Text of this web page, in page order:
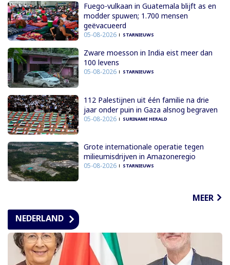
Fuego-vulkaan in Guatemala blijft as en
modder spuwen; 1.700 mensen
geëvacueerd
05-08-2026 STARNIEUWS
Zware moesson in India eist meer dan
100 levens
05-08-2026 STARNIEUWS
112 Palestijnen uit één familie na drie
jaar onder puin in Gaza alsnog begraven
05-08-2026 SURINAME HERALD
Grote internationale operatie tegen
milieumisdrijven in Amazoneregio
05-08-2026 STARNIEUWS
MEER
NEDERLAND